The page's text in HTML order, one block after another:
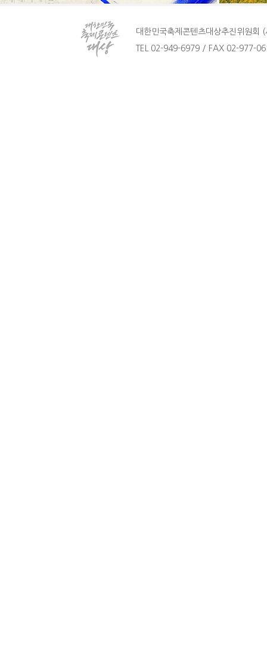
대한민국축제콘텐츠대상추진위원
TEL 02-949-6979 / FAX 02-977-